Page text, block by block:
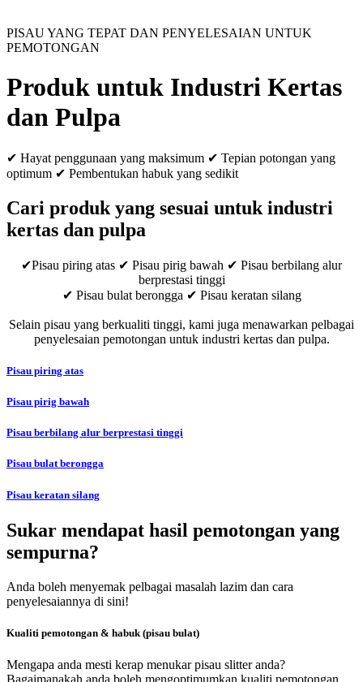
PISAU YANG TEPAT DAN PENYELESAIAN UNTUK
PEMOTONGAN
Produk untuk Industri Kertas
dan Pulpa
✔ Hayat penggunaan yang maksimum ✔ Tepian potongan yang
optimum ✔ Pembentukan habuk yang sedikit
Cari produk yang sesuai untuk industri
kertas dan pulpa
✔Pisau piring atas ✔ Pisau pirig bawah ✔ Pisau berbilang alur
berprestasi tinggi
✔ Pisau bulat berongga ✔ Pisau keratan silang
Selain pisau yang berkualiti tinggi, kami juga menawarkan pelbagai
penyelesaian pemotongan untuk industri kertas dan pulpa.
Pisau piring atas
Pisau pirig bawah
Pisau berbilang alur berprestasi tinggi
Pisau bulat berongga
Pisau keratan silang
Sukar mendapat hasil pemotongan yang
sempurna?
Anda boleh menyemak pelbagai masalah lazim dan cara
penyelesaiannya di sini!
Kualiti pemotongan & habuk (pisau bulat)
Mengapa anda mesti kerap menukar pisau slitter anda?
Bagaimanakah anda boleh mengoptimumkan kualiti pemotongan